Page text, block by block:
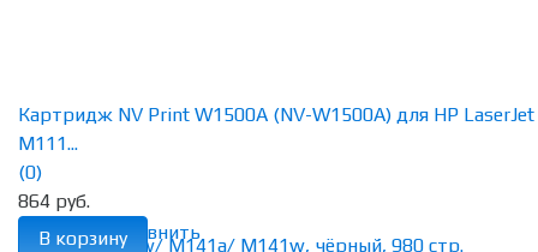
избранное сравнить
Картридж NV Print W1500A (NV-W1500A) для HP LaserJet
M111...
(0)
864 руб.
В корзину